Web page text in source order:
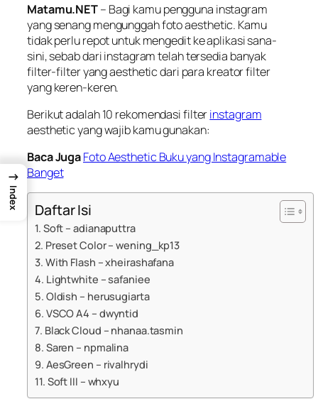
Matamu.NET– Bagi kamu pengguna instagram
yang senang mengunggah fotoaesthetic. Kamu
tidak perlu repot untuk mengedit ke aplikasi sana-
sini, sebab dari instagram telah tersedia banyak
filter-filter yang aesthetic dari para kreator filter
yang keren-keren.
Berikut adalah 10 rekomendasi filterinstagram
aesthetic yang wajib kamu gunakan:
Baca JugaFoto Aesthetic Buku yang Instagramable
Banget
Daftar Isi
1. Soft – adianaputtra
2. Preset Color – wening_kp13
3. With Flash – xheirashafana
4. Lightwhite – safaniee
5. Oldish – herusugiarta
6. VSCO A4 – dwyntid
7. Black Cloud – nhanaa.tasmin
8. Saren – npmalina
9. AesGreen – rivalhrydi
11. Soft III – whxyu
→
Index